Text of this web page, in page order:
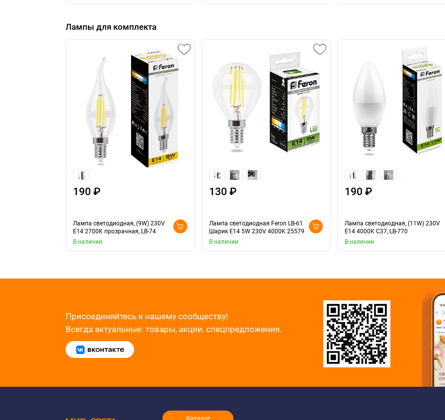
Лампы для комплекта
190 ₽
Лампа светодиодная, (9W) 230V
E14 2700K прозрачная, LB-74
В наличии
130 ₽
Лампа светодиодная Feron LB-61
Шарик E14 5W 230V 4000K 25579
В наличии
190 ₽
Лампа светодиодная, (11W) 230V
E14 4000K С37, LB-770
В наличии
Присоединяйтесь к нашему сообществу!
Всегда актуальные: товары, акции, спецпредложения.
Каталог